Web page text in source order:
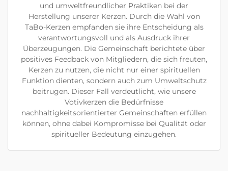
und umweltfreundlicher Praktiken bei der
Herstellung unserer Kerzen. Durch die Wahl von
TaBo-Kerzen empfanden sie ihre Entscheidung als
verantwortungsvoll und als Ausdruck ihrer
Überzeugungen. Die Gemeinschaft berichtete über
positives Feedback von Mitgliedern, die sich freuten,
Kerzen zu nutzen, die nicht nur einer spirituellen
Funktion dienten, sondern auch zum Umweltschutz
beitrugen. Dieser Fall verdeutlicht, wie unsere
Votivkerzen die Bedürfnisse
nachhaltigkeitsorientierter Gemeinschaften erfüllen
können, ohne dabei Kompromisse bei Qualität oder
spiritueller Bedeutung einzugehen.